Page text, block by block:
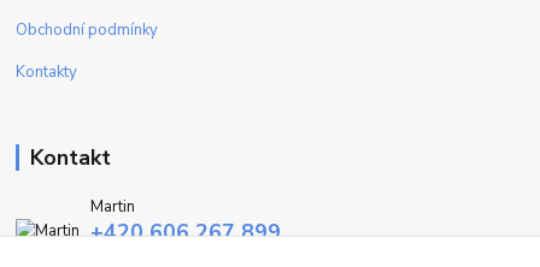
Obchodní podmínky
Kontakty
Kontakt
Martin
+420 606 267 899